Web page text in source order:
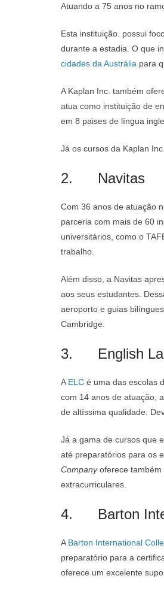
Atuando a 75 anos no
Esta instituição. possui
durante a estadia. O que
cidades da Austrália para
A Kaplan Inc. também
atua como instituição de
em 8 paises de língua
Já os cursos da Kaplan
2. Navitas
Com 36 anos de atuação
parceria com mais de 60
universitários, como o
trabalho.
Além disso, a Navitas
aos seus estudantes.
aeroporto e guias
Cambridge.
3. English
A ELC é uma das escolas
com 14 anos de atuação,
de altíssima qualidade.
Já a gama de cursos que
até preparatórios para os
Companyoferece também
extracurriculares.
4. Barton
A Barton International
preparatório para a
oferece um excelente